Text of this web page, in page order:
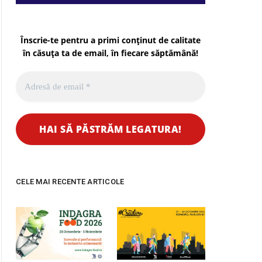
Înscrie-te pentru a primi conținut de calitate
în căsuța ta de email, în fiecare săptămână!
CELE MAI RECENTE ARTICOLE